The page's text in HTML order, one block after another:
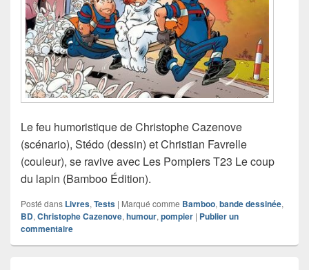
Le feu humoristique de Christophe Cazenove
(scénario), Stédo (dessin) et Christian Favrelle
(couleur), se ravive avec Les Pompiers T23 Le coup
du lapin (Bamboo Édition).
Posté dans Livres, Tests | Marqué comme Bamboo, bande dessinée,
BD, Christophe Cazenove, humour, pompier | Publier un
commentaire